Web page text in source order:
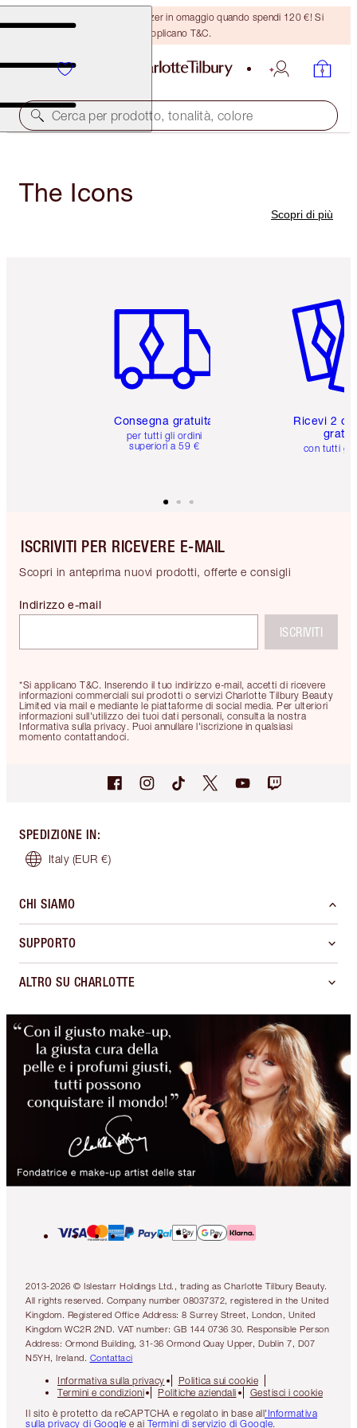
Ricevi un pennello per bronzer in omaggio quando spendi 120 €! Si
applicano T&C.
Cerca per prodotto, tonalità, colore
The Icons
Scopri di più
Consegna gratuita
per tutti gli ordini
superiori a 59 €
Ricevi 2
con tutti gli
ISCRIVITI PER RICEVERE E-MAIL
Scopri in anteprima nuovi prodotti, offerte e consigli
*Si applicano T&C. Inserendo il tuo indirizzo e-mail, accetti di ricevere
informazioni commerciali sui prodotti o servizi Charlotte Tilbury Beauty
Limited via mail e mediante le piattaforme di social media. Per ulteriori
informazioni sull'utilizzo dei tuoi dati personali, consulta la nostra
Informativa sulla privacy. Puoi annullare l'iscrizione in qualsiasi
momento contattandoci.
Indirizzo e-mail
ISCRIVITI
SPEDIZIONE IN:
Italy (EUR €)
CHI SIAMO
SUPPORTO
ALTRO SU CHARLOTTE
2013-2026 © Islestarr Holdings Ltd., trading as Charlotte Tilbury Beauty.
All rights reserved. Company number 08037372, registered in the United
Kingdom. Registered Office Address: 8 Surrey Street, London, United
Kingdom WC2R 2ND. VAT number: GB 144 0736 30. Responsible Person
Address: Ormond Building, 31-36 Ormond Quay Upper, Dublin 7, D07
N5YH, Ireland. Contattaci
Informativa sulla privacy
Politica sui cookie
Termini e condizioni
Politiche aziendali
Gestisci i cookie
Il sito è protetto da reCAPTCHA e regolato in base all'Informativa
sulla privacy di Google e ai Termini di servizio di Google.